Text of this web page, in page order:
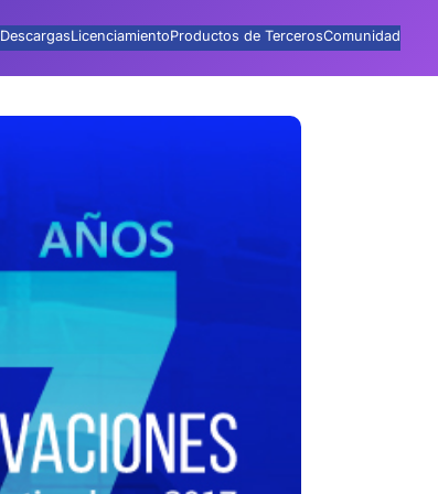
DescargasLicenciamientoProductos de TercerosComunidad